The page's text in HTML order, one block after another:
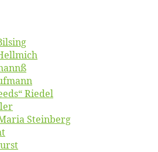
Riedel
Steinberg